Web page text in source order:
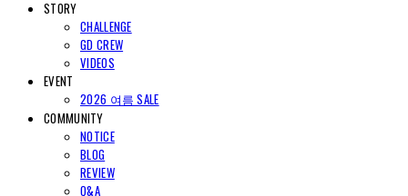
STORY
CHALLENGE
GD CREW
VIDEOS
EVENT
2026 여름 SALE
COMMUNITY
NOTICE
BLOG
REVIEW
Q&A